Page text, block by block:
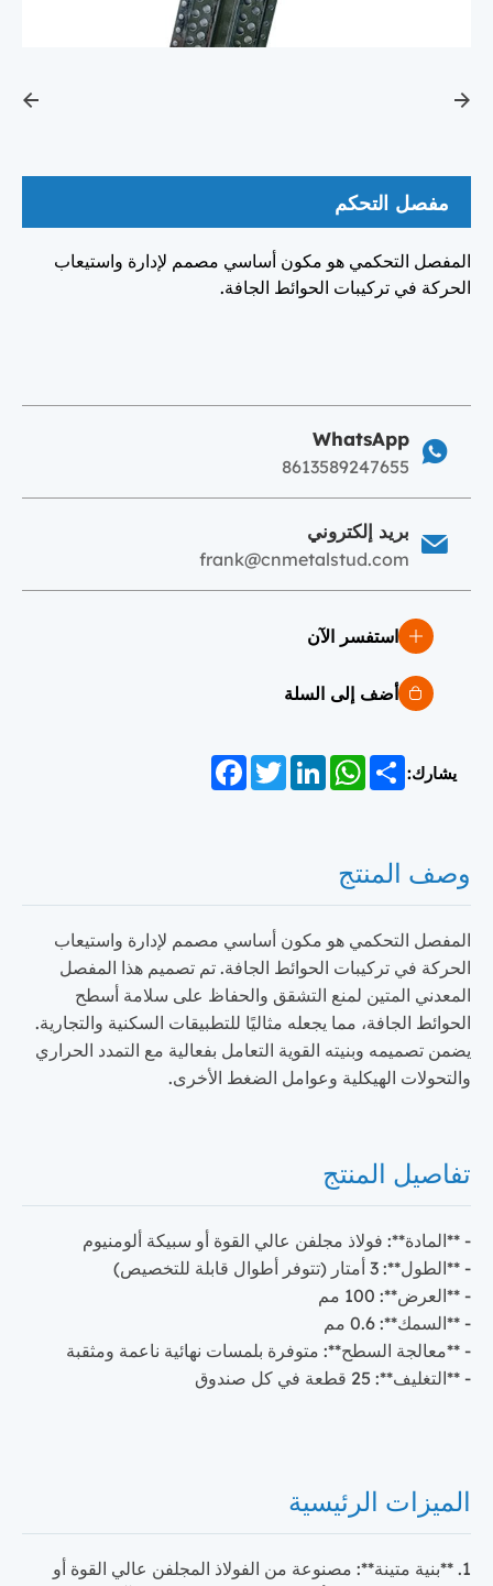
مفصل التحكم
المفصل التحكمي هو مكون أساسي مصمم لإدارة واستيعاب
الحركة في تركيبات الحوائط الجافة.
WhatsApp
8613589247655
بريد إلكتروني
frank@cnmetalstud.com
استفسر الآن
أضف إلى السلة
يشارك: FacebookTwitterLinkedInWhatsAppShare
وصف المنتج
المفصل التحكمي هو مكون أساسي مصمم لإدارة واستيعاب
الحركة في تركيبات الحوائط الجافة. تم تصميم هذا المفصل
المعدني المتين لمنع التشقق والحفاظ على سلامة أسطح
الحوائط الجافة، مما يجعله مثاليًا للتطبيقات السكنية والتجارية.
يضمن تصميمه وبنيته القوية التعامل بفعالية مع التمدد الحراري
والتحولات الهيكلية وعوامل الضغط الأخرى.
تفاصيل المنتج
- **المادة**: فولاذ مجلفن عالي القوة أو سبيكة ألومنيوم
- **الطول**: 3 أمتار (تتوفر أطوال قابلة للتخصيص)
- **العرض**: 100 مم
- **السمك**: 0.6 مم
- **معالجة السطح**: متوفرة بلمسات نهائية ناعمة ومثقبة
- **التغليف**: 25 قطعة في كل صندوق
الميزات الرئيسية
1. **بنية متينة**: مصنوعة من الفولاذ المجلفن عالي القوة أو